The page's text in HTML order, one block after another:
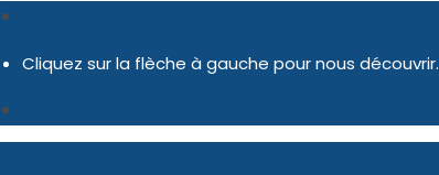
Cliquez sur la flèche à gauche pour nous découvrir.